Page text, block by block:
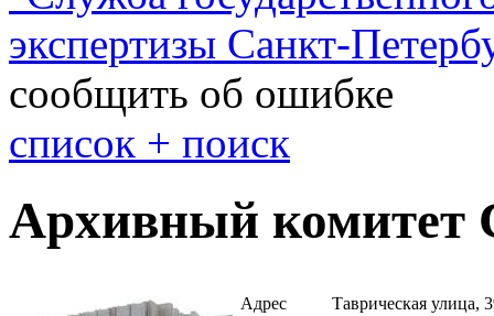
экспертизы Санкт-
сообщить об ошибке
cписок + поиск
Архивный комитет
Адрес
Таврическая улица,